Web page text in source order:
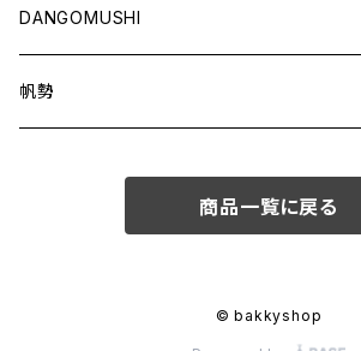
DANGOMUSHI
帆勢
商品一覧に戻る
© bakkyshop